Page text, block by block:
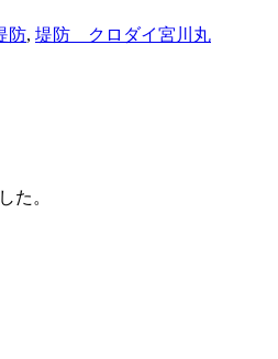
防, 堤防 クロダイ宮川丸
た。